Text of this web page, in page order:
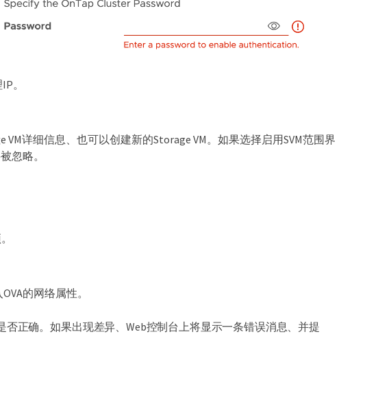
。
详细信息、也可以创建新的Storage VM。如果选择启用SVM范围界
忽略。
的网络属性。
正确。如果出现差异、Web控制台上将显示一条错误消息、并提